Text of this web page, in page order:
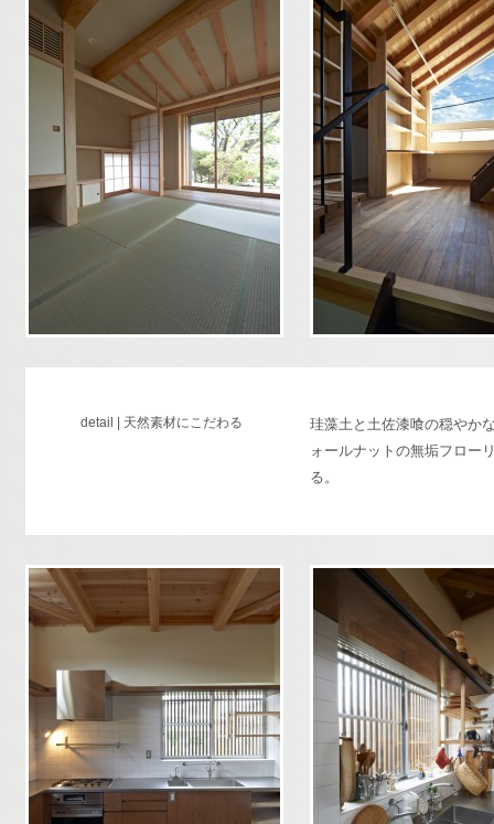
detail | 天然素材にこだわる
珪藻土と土佐漆喰の穏やか
ォールナットの無垢フロー
る。